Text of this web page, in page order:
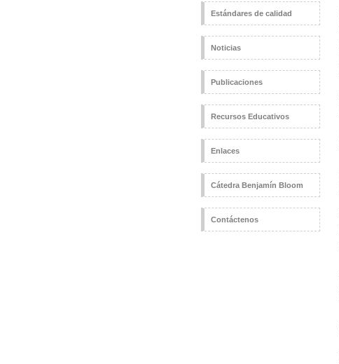
Estándares de calidad
Noticias
Publicaciones
Recursos Educativos
Enlaces
Cátedra Benjamín Bloom
Contáctenos